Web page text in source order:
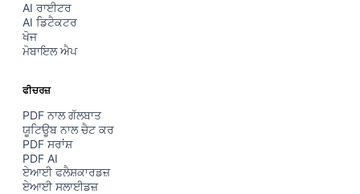
AI ਰਾਈਟਰ
AI ਡਿਟੈਕਟਰ
ਖੋਜ
ਮੋਬਾਇਲ ਐਪ
ਫੀਚਰਜ਼
PDF ਨਾਲ ਗੱਲਬਾਤ
ਯੂਟਿਊਬ ਨਾਲ ਚੈਟ ਕਰ
PDF ਸਰਾਂਸ਼
PDF AI
ਏਆਈ ਫਲੈਸ਼ਕਾਰਡਜ਼
ਏਆਈ ਸਲਾਈਡਜ਼